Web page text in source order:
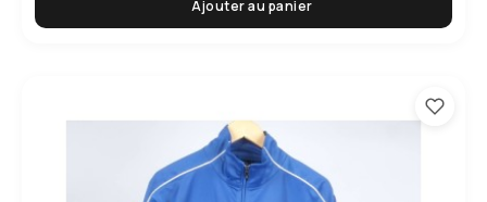
Ajouter au panier